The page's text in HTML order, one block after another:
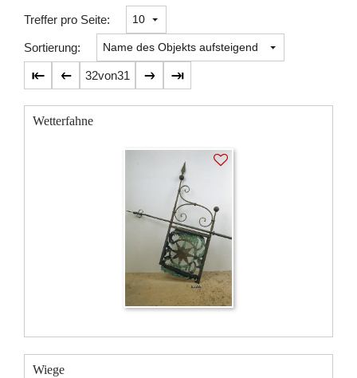
Suchtreffer:
Treffer pro Seite:
Sortierung:
32von31
Wetterfahne
Wiege